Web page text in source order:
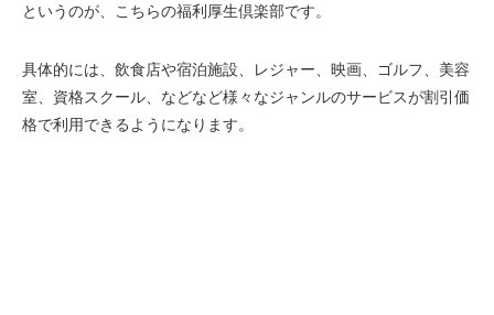
というのが、こちらの福利厚生倶楽部です。
具体的には、飲食店や宿泊施設、レジャー、映画、ゴルフ、美容
室、資格スクール、などなど様々なジャンルのサービスが割引価
格で利用できるようになります。